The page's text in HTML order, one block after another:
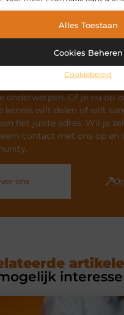
Alles Toestaan
Cookies Beheren
Cookiebeleid
meer over
onderwerpen. Of je nu op
kennis wilt delen of wilt
het juiste adres. Wil je
contact met ons op en
ons